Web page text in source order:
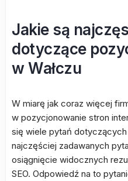
Jakie są
dotyczące
w Wałczu
W miarę jak coraz więcej
w pozycjonowanie stron
się wiele pytań
najczęściej zadawanych
osiągnięcie widocznych
SEO. Odpowiedź na to